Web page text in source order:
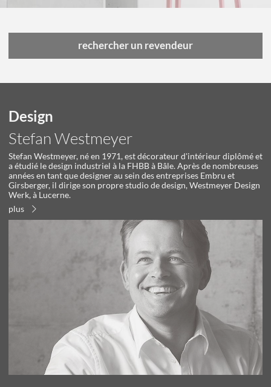
rechercher un revendeur
Design
Stefan Westmeyer
Stefan Westmeyer, né en 1971, est décorateur d'intérieur diplômé et
a étudié le design industriel à la FHBB à Bâle. Après de nombreuses
années en tant que designer au sein des entreprises Embru et
Girsberger, il dirige son propre studio de design, Westmeyer Design
Werk, à Lucerne.
plus